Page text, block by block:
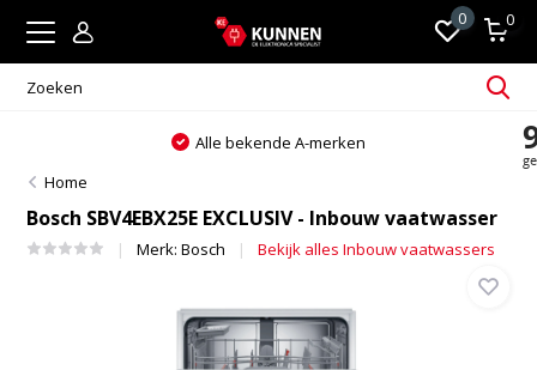
0 0
Alle bekende A-merken
Home
Bosch SBV4EBX25E EXCLUSIV - Inbouw vaatwasser
Merk:Bosch Bekijk alles Inbouw vaatwassers